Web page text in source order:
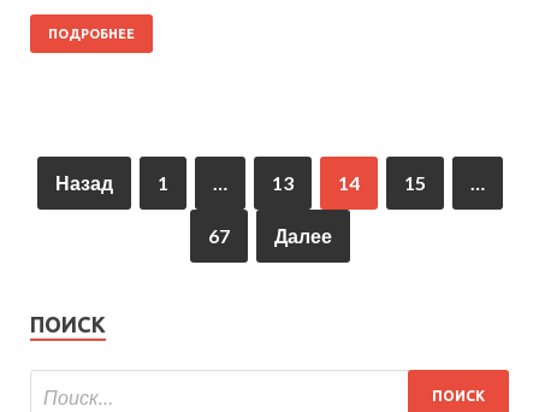
ПОДРОБНЕЕ
Назад 1 13 14 15
67 Далее
ПОИСК